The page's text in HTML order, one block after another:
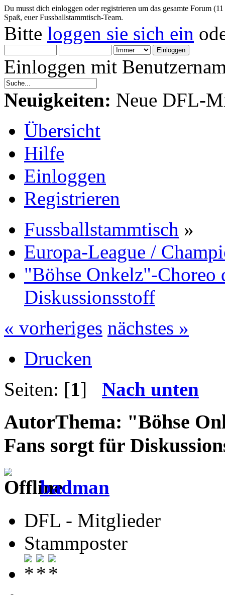
Du musst dich einloggen oder registrieren um das gesamte Forum
Spaß, euer Fussballstammtisch-Team.
Bitte loggen sie sich ein
Einloggen mit
Neuigkeiten: Neue DFL-
Übersicht
Hilfe
Einloggen
Registrieren
Fussballstammtisch »
Europa-League /
"Böhse Onkelz"-Choreo
Diskussionsstoff
« vorheriges nächstes »
Drucken
Seiten: [1] Nach unten
AutorThema: "Böhse
Fans sorgt für
badman
DFL - Mitglieder
Stammposter